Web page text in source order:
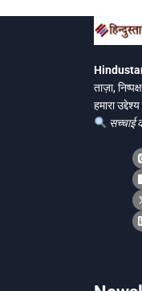
ताज़ा,
हमारा